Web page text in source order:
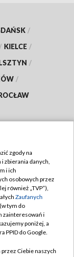
/
/ KIELCE /
/
/
zgody na
zbierania danych,
i ich
osobowych przez
również „TVP”),
Zaufanych
tym do
zainteresowań i
poniżej, a
PPID do Google.
Ciebie naszych